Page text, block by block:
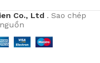
Co., Ltd. Sao chép